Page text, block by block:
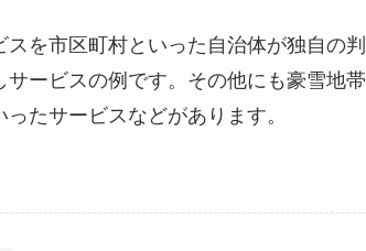
を市区町村といった自治体が独自の
ービスの例です。その他にも豪雪地
たサービスなどがあります。